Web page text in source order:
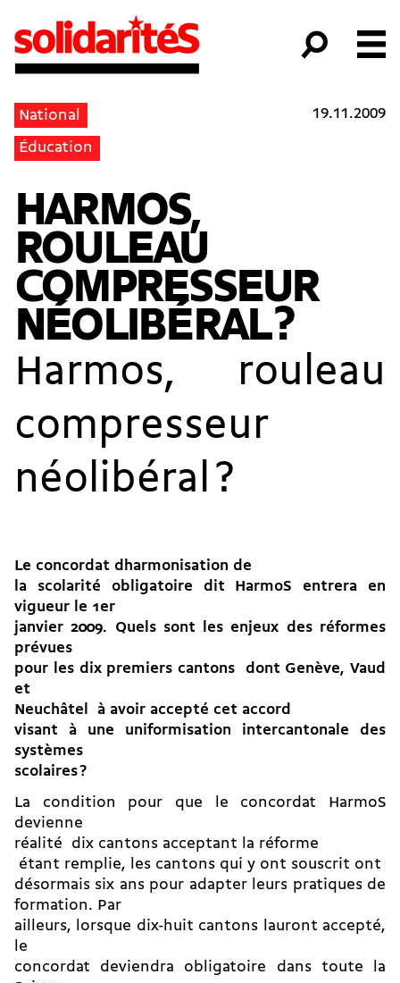
National
Éducation
19.11.2009
HARMOS,
ROULEAU
COMPRESSEUR
NÉOLIBÉRAL ?
Harmos, rouleau
compresseur
néolibéral ?
Le concordat dharmonisation de
la scolarité obligatoire dit HarmoS entrera en
vigueur le 1er
janvier 2009. Quels sont les enjeux des réformes
prévues
pour les dix premiers cantons  dont Genève, Vaud
et
Neuchâtel  à avoir accepté cet accord
visant à une uniformisation intercantonale des
systèmes
scolaires ?
La condition pour que le concordat HarmoS
devienne
réalité  dix cantons acceptant la réforme
 étant remplie, les cantons qui y ont souscrit ont
désormais six ans pour adapter leurs pratiques de
formation. Par
ailleurs, lorsque dix-huit cantons lauront accepté,
le
concordat deviendra obligatoire dans toute la